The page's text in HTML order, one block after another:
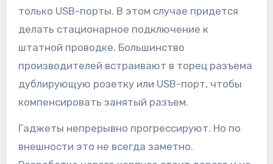
только USB-порты. В этом случае придется
делать стационарное подключение к
штатной проводке. Большинство
производителей встраивают в торец разъема
дублирующую розетку или USB-порт, чтобы
компенсировать занятый разъем.
Гаджеты непрерывно прогрессируют. Но по
внешности это не всегда заметно.